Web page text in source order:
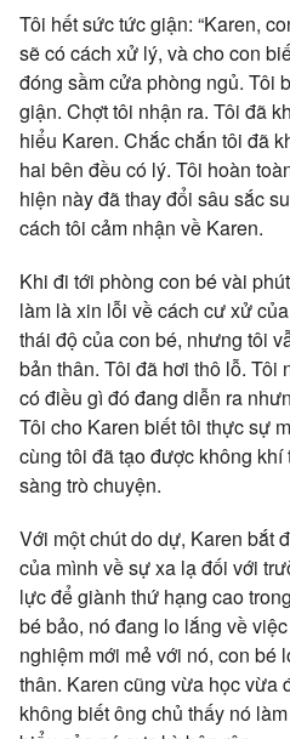
Tôi hết sức tức giận: “Karen,
sẽ có cách xử lý, và cho con
đóng sầm cửa phòng ngủ. Tôi
giận. Chợt tôi nhận ra. Tôi đã
hiểu Karen. Chắc chắn tôi đã
hai bên đều có lý. Tôi hoàn
hiện này đã thay đổi sâu sắc
cách tôi cảm nhận về Karen.
Khi đi tới phòng con bé vài
làm là xin lỗi về cách cư xử
thái độ của con bé, nhưng tôi
bản thân. Tôi đã hơi thô lỗ. Tôi
có điều gì đó đang diễn ra
Tôi cho Karen biết tôi thực sự
cùng tôi đã tạo được không
sàng trò chuyện.
Với một chút do dự, Karen bắt
của mình về sự xa lạ đối với
lực để giành thứ hạng cao
bé bảo, nó đang lo lắng về
nghiệm mới mẻ với nó, con bé
thân. Karen cũng vừa học vừa
không biết ông chủ thấy nó